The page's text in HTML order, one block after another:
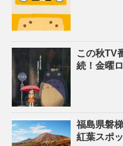
この秋TV
続！金曜
福島県磐
紅葉スポ